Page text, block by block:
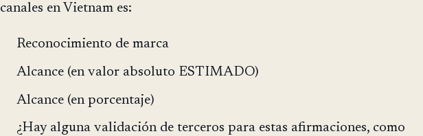
canales en Vietnam es:
Reconocimiento de marca
Alcance (en valor absoluto ESTIMADO)
Alcance (en porcentaje)
¿Hay alguna validación de terceros para estas afirmaciones, como